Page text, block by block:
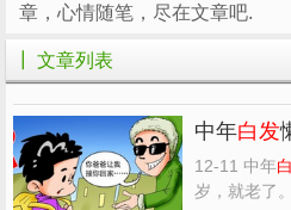
章，心情随笔，尽在文章吧.
┃ 文章列表
中年白发
12-11 中年
岁，就老了